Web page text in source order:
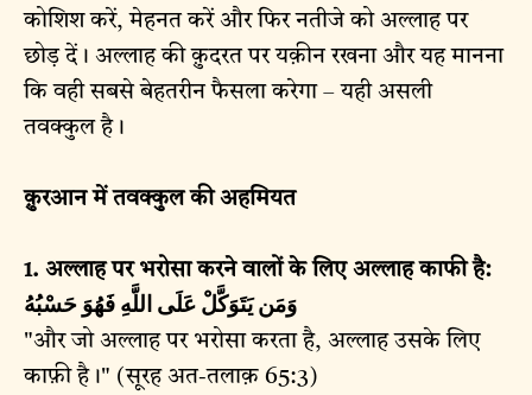
कोशिश करें, मेहनत करें और फिर नतीजे को अल्लाह पर
छोड़ दें। अल्लाह की क़ुदरत पर यक़ीन रखना और यह मानना
कि वही सबसे बेहतरीन फैसला करेगा – यही असली
तवक्कुल है।
क़ुरआन में तवक्कुल की अहमियत
1. अल्लाह पर भरोसा करने वालों के लिए अल्लाह काफी है:
وَمَن يَتَوَكَّلْ عَلَى اللَّهِ فَهُوَ حَسْبُهُ
"और जो अल्लाह पर भरोसा करता है, अल्लाह उसके लिए
काफ़ी है।" (सूरह अत-तलाक़ 65:3)